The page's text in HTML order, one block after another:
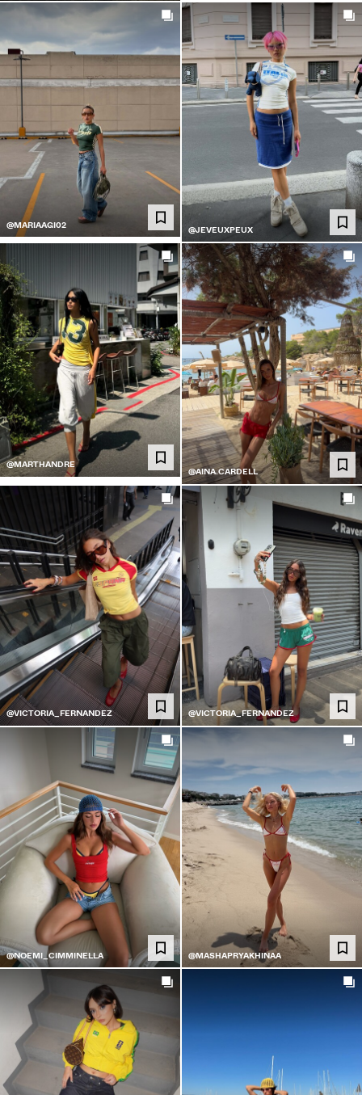
@MARIAAGI02 @JEVEUXPEUX
@MARTHANDRE
@AINA.CARDELL
@VICTORIA_FERNANDEZ @VICTORIA_FERNANDEZ
@NOEMI_CIMMINELLA @MASHAPRYAKHINAA